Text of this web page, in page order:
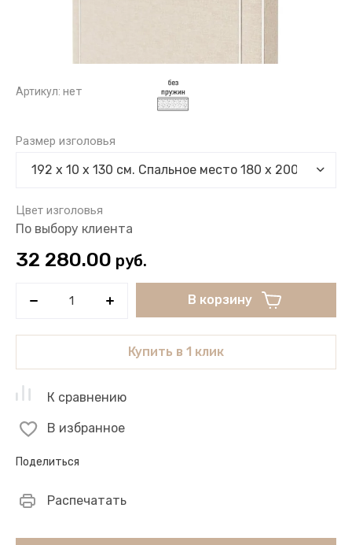
Артикул: нет
Размер изголовья
Цвет изголовья
По выбору клиента
32 280.00 руб.
В корзину
Купить в 1 клик
К сравнению
В избранное
Поделиться
Распечатать